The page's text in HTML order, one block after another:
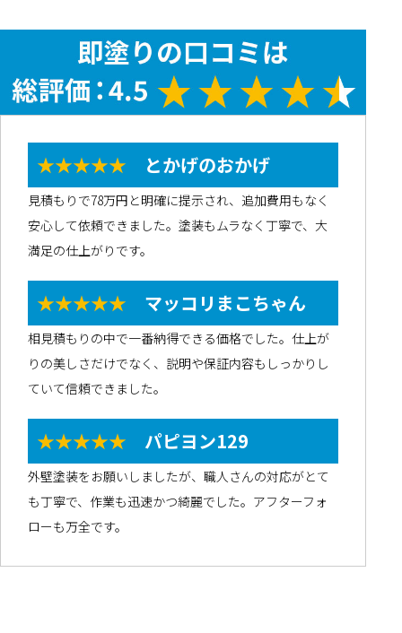
★★★★★ とかげのおかげ
見積もりで78万円と明確に提示され、追加費用もなく
安心して依頼できました。塗装もムラなく丁寧で、大
満足の仕上がりです。
★★★★★ マッコリまこちゃん
相見積もりの中で一番納得できる価格でした。仕上が
りの美しさだけでなく、説明や保証内容もしっかりし
ていて信頼できました。
★★★★★ パピヨン129
外壁塗装をお願いしましたが、職人さんの対応がとて
も丁寧で、作業も迅速かつ綺麗でした。アフターフォ
ローも万全です。